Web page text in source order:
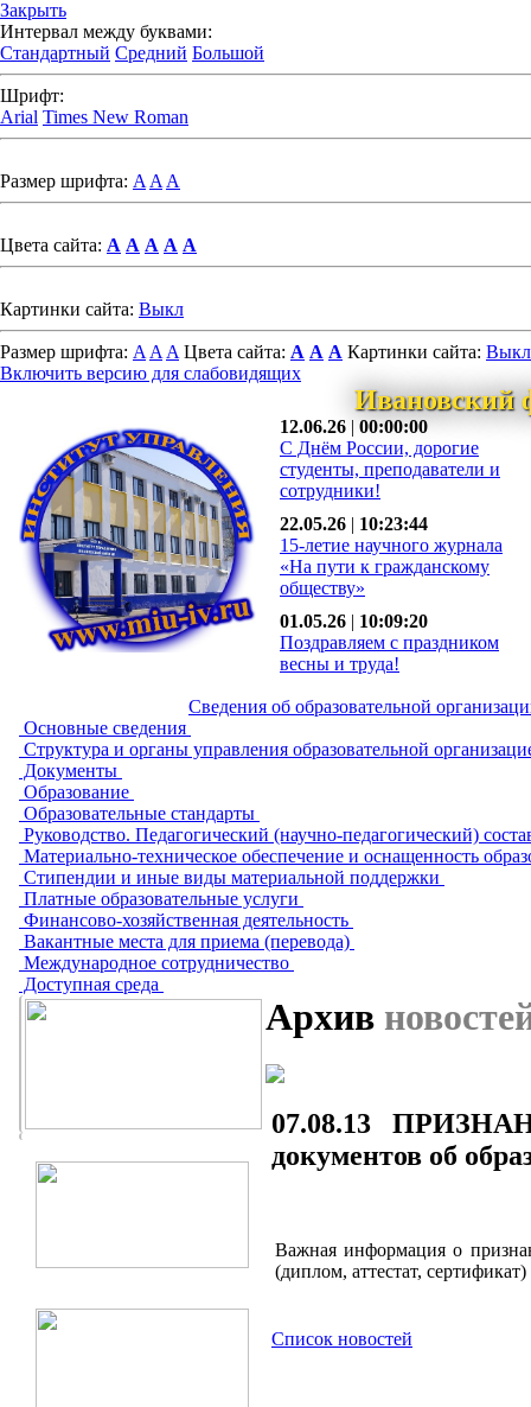
Закрыть
Интервал между буквами:
Стандартный Средний Большой
Шрифт:
Arial Times New Roman
Размер шрифта: A A A
Цвета сайта: A A A A A
Картинки сайта: Выкл
Размер шрифта: A A A Цвета сайта: A A A Картинки сайта: Выкл
Включить версию для слабовидящих
Ивановский
12.06.26 | 00:00:00
С Днём России, дорогие
студенты, преподаватели и
сотрудники!
22.05.26 | 10:23:44
15-летие научного журнала
«На пути к гражданскому
обществу»
01.05.26 | 10:09:20
Поздравляем с праздником
весны и труда!
Сведения об образовательной
Основные сведения
Структура и органы управления образовательной
Документы
Образование
Образовательные стандарты
Руководство. Педагогический (научно-педагогический)
Материально-техническое обеспечение и оснащенность
Стипендии и иные виды материальной поддержки
Платные образовательные услуги
Финансово-хозяйственная деятельность
Вакантные места для приема (перевода)
Международное сотрудничество
Доступная среда
Архив
07.08.13
документов об
Важная информация о
(диплом, аттестат,
Список новостей